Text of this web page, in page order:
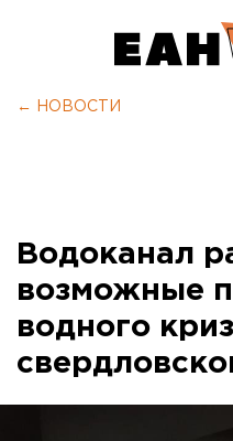
← НОВОСТИ
Водоканал
возможные
водного